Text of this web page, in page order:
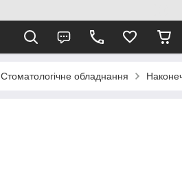
Стоматологічне обладнання